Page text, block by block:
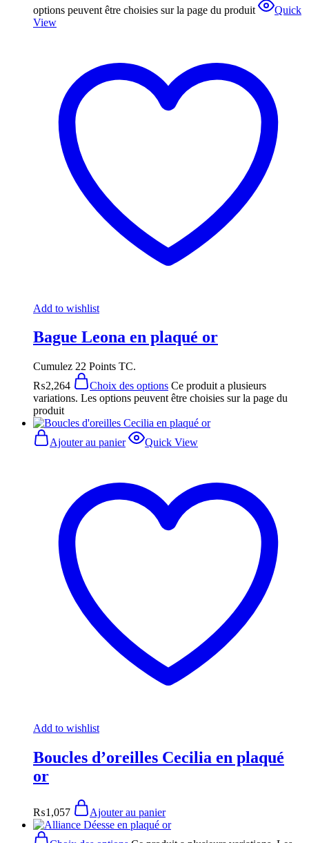
options peuvent être choisies sur la page du produit
Quick
View
Add to wishlist
Bague Leona en plaqué or
Cumulez 22 Points TC.
₨2,264 Choix des options Ce produit a plusieurs
variations. Les options peuvent être choisies sur la page du
produit
Ajouter au panier Quick View
Add to wishlist
Boucles d’oreilles Cecilia en plaqué
or
₨1,057 Ajouter au panier